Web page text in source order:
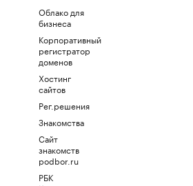
Облако для
бизнеса
Корпоративный
регистратор
доменов
Хостинг
сайтов
Рег.решения
Знакомства
Сайт
знакомств
podbor.ru
РБК